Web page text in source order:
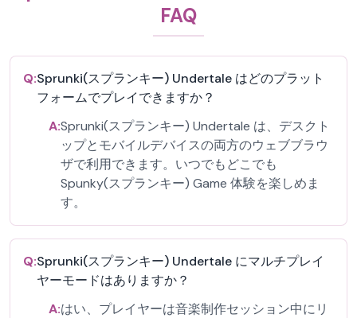
FAQ
Q:Sprunki(スプランキー) Undertale はどのプラット
フォームでプレイできますか？
A:Sprunki(スプランキー) Undertale は、デスクト
ップとモバイルデバイスの両方のウェブブラウ
ザで利用できます。いつでもどこでも
Spunky(スプランキー) Game 体験を楽しめま
す。
Q:Sprunki(スプランキー) Undertale にマルチプレイ
ヤーモードはありますか？
A:はい、プレイヤーは音楽制作セッション中にリ